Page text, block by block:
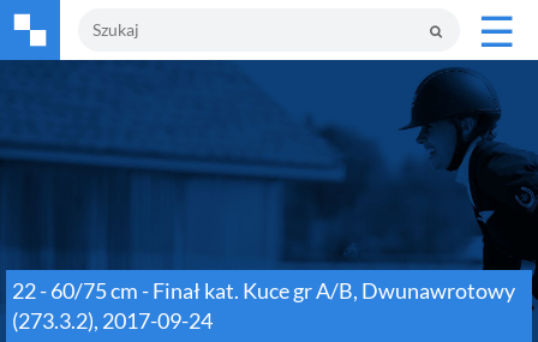
☰
22 - 60/75 cm - Finał kat. Kuce gr A/B, Dwunawrotowy
(273.3.2), 2017-09-24